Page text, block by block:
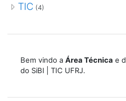
TIC (4)
Bem vindo a Área Técnica e
do SiBI | TIC UFRJ.